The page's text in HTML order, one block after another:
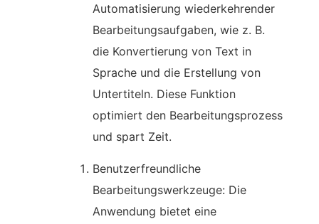
Automatisierung wiederkehrender
Bearbeitungsaufgaben, wie z. B.
die Konvertierung von Text in
Sprache und die Erstellung von
Untertiteln. Diese Funktion
optimiert den Bearbeitungsprozess
und spart Zeit.
Benutzerfreundliche
Bearbeitungswerkzeuge: Die
Anwendung bietet eine